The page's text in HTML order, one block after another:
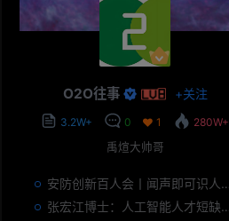
O2O往事 +关注
3.2W+ 0 1
280W+
禹煊大帅哥
安防创新百人会丨闻声即可识人，虚拟诈骗的克星——声纹识别
张宏江博士：人工智能人才短缺是世界性问题